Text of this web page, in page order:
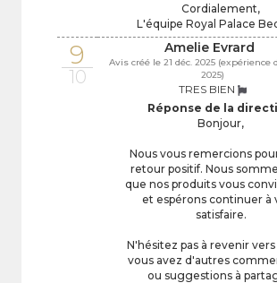
Cordialement,
L'équipe Royal Palace
9
10
Amelie Evrard
Avis créé le 21 déc. 2025 (expérience
2025)
TRES BIEN
Réponse de la
Bonjour,
Nous vous remercions
retour positif. Nous
que nos produits vous
et espérons continuer à
satisfaire.
N'hésitez pas à revenir vers
vous avez d'autres
ou suggestions à